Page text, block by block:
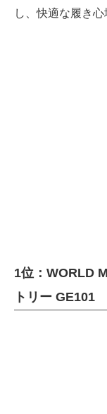
し、快適な履き
1位：WORLD
トリー GE101